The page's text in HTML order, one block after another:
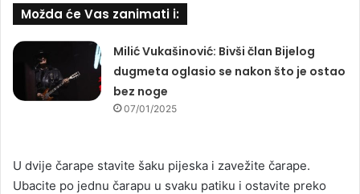
Možda će Vas zanimati i:
Milić Vukašinović: Bivši član Bijelog
dugmeta oglasio se nakon što je ostao
bez noge
07/01/2025
U dvije čarape stavite šaku pijeska i zavežite čarape.
Ubacite po jednu čarapu u svaku patiku i ostavite preko